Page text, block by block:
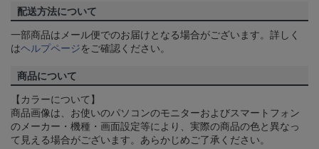
配送方法について
一部商品はメール便でのお届けとなる場合がございます。詳しく
はヘルプページをご確認ください。
商品について
【カラーについて】
商品画像は、お使いのパソコンのモニターおよびスマートフォン
のメーカー・機種・画面設定等により、実際の商品の色と異なっ
て見える場合がございます。あらかじめご了承ください。